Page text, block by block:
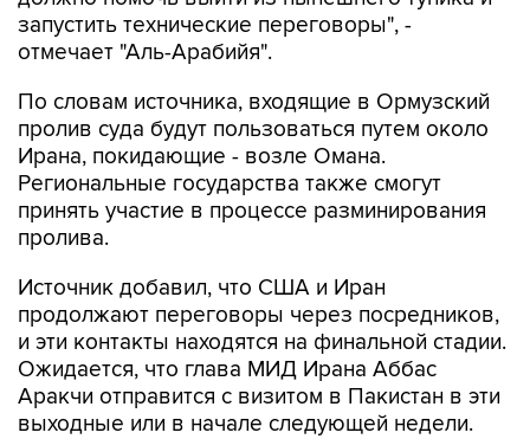
запустить технические переговоры", -
отмечает "Аль-Арабийя".
По словам источника, входящие в Ормузский
пролив суда будут пользоваться путем около
Ирана, покидающие - возле Омана.
Региональные государства также смогут
принять участие в процессе разминирования
пролива.
Источник добавил, что США и Иран
продолжают переговоры через посредников,
и эти контакты находятся на финальной стадии.
Ожидается, что глава МИД Ирана Аббас
Аракчи отправится с визитом в Пакистан в эти
выходные или в начале следующей недели.